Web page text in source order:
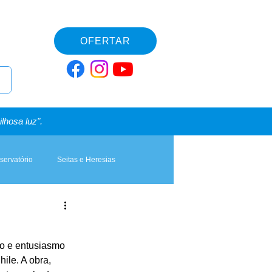
OFERTAR
luz".
Seitas e Heresias
e entusiasmo
A obra,